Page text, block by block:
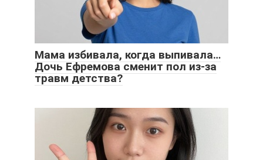
Мама избивала, когда выпивала…
Дочь Ефремова сменит пол из-за
травм детства?